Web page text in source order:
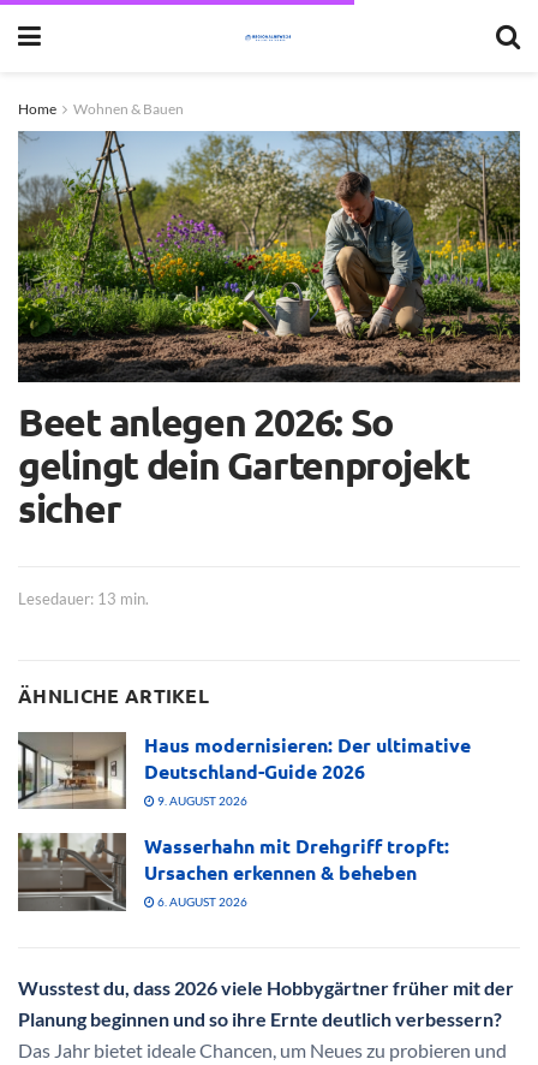
Home Wohnen & Bauen
Beet anlegen 2026: So
gelingt dein Gartenprojekt
sicher
Lesedauer: 13 min.
ÄHNLICHE ARTIKEL
Haus modernisieren: Der ultimative
Deutschland-Guide 2026
9. AUGUST 2026
Wasserhahn mit Drehgriff tropft:
Ursachen erkennen & beheben
6. AUGUST 2026
Wusstest du, dass 2026 viele Hobbygärtner früher mit der
Planung beginnen und so ihre Ernte deutlich verbessern?
Das Jahr bietet ideale Chancen, um Neues zu probieren und